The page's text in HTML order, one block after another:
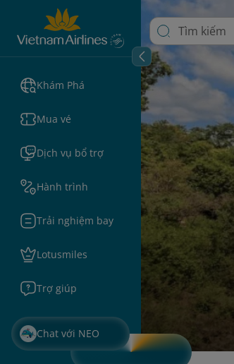
Khám Phá
Mua vé
Dịch vụ bổ trợ
Hành trình
Trải nghiệm bay
Lotusmiles
Trợ giúp
Chat với NEO